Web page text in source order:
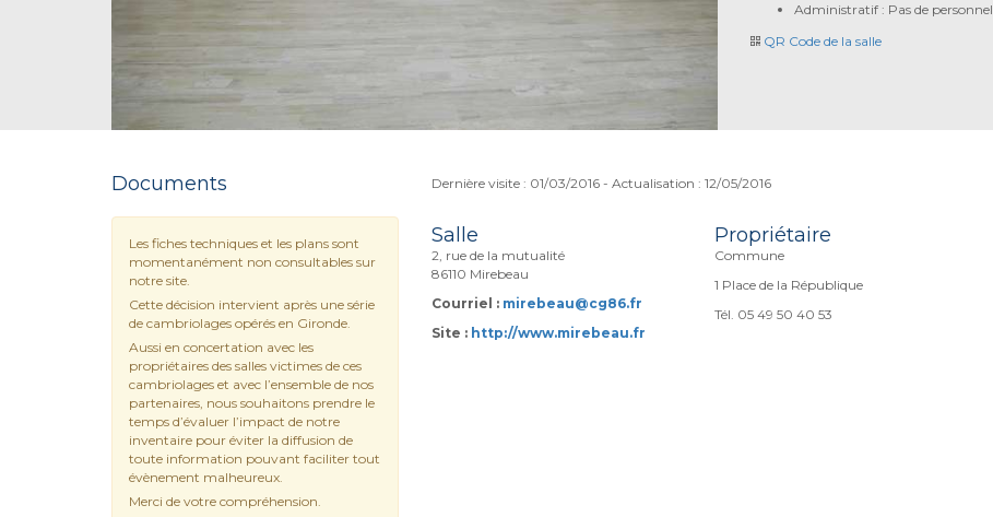
Administratif : Pas de personnel
QR Code de la salle
Documents
Les fiches techniques et les plans sont
momentanément non consultables sur
notre site.
Cette décision intervient après une série
de cambriolages opérés en Gironde.
Aussi en concertation avec les
propriétaires des salles victimes de ces
cambriolages et avec l’ensemble de nos
partenaires, nous souhaitons prendre le
temps d’évaluer l’impact de notre
inventaire pour éviter la diffusion de
toute information pouvant faciliter tout
évènement malheureux.
Merci de votre compréhension.
Dernière visite : 01/03/2016 - Actualisation : 12/05/2016
Salle
2, rue de la mutualité
86110 Mirebeau
Courriel : mirebeau@cg86.fr
Site : http://www.mirebeau.fr
Propriétaire
Commune
1 Place de la République
Tél. 05 49 50 40 53